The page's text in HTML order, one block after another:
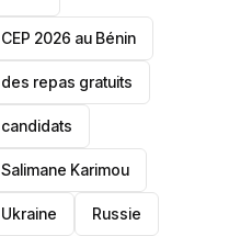
‎CEP 2026 au Bénin
des repas gratuits
candidats
Salimane Karimou
Ukraine Russie